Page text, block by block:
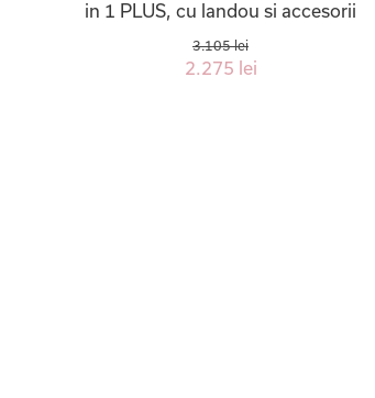
in 1 PLUS, cu landou si accesorii
3.105 lei
2.275 lei